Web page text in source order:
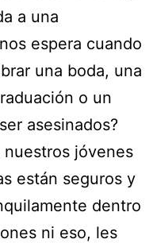
a una
espera cuando
una boda, una
o un
asesinados?
nuestros jóvenes
están seguros y
dentro
ni eso, les